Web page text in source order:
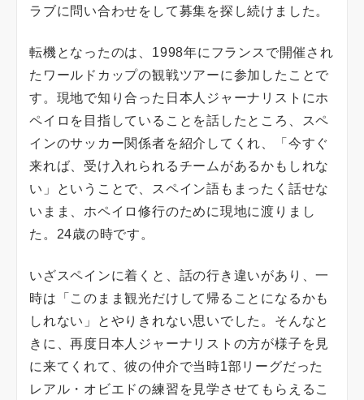
ラブに問い合わせをして募集を探し続けました。
転機となったのは、1998年にフランスで開催され
たワールドカップの観戦ツアーに参加したことで
す。現地で知り合った日本人ジャーナリストにホ
ペイロを目指していることを話したところ、スペ
インのサッカー関係者を紹介してくれ、「今すぐ
来れば、受け入れられるチームがあるかもしれな
い」ということで、スペイン語もまったく話せな
いまま、ホペイロ修行のために現地に渡りまし
た。24歳の時です。
いざスペインに着くと、話の行き違いがあり、一
時は「このまま観光だけして帰ることになるかも
しれない」とやりきれない思いでした。そんなと
きに、再度日本人ジャーナリストの方が様子を見
に来てくれて、彼の仲介で当時1部リーグだった
レアル・オビエドの練習を見学させてもらえるこ